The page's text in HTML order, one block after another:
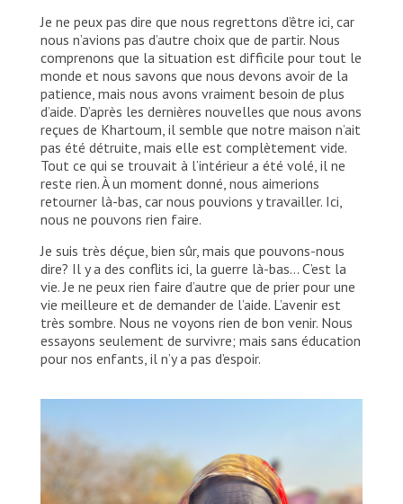
Je ne peux pas dire que nous regrettons d’être ici, car
nous n’avions pas d’autre choix que de partir. Nous
comprenons que la situation est difficile pour tout le
monde et nous savons que nous devons avoir de la
patience, mais nous avons vraiment besoin de plus
d’aide. D’après les dernières nouvelles que nous avons
reçues de Khartoum, il semble que notre maison n’ait
pas été détruite, mais elle est complètement vide.
Tout ce qui se trouvait à l’intérieur a été volé, il ne
reste rien. À un moment donné, nous aimerions
retourner là-bas, car nous pouvions y travailler. Ici,
nous ne pouvons rien faire.
Je suis très déçue, bien sûr, mais que pouvons-nous
dire? Il y a des conflits ici, la guerre là-bas… C’est la
vie. Je ne peux rien faire d’autre que de prier pour une
vie meilleure et de demander de l’aide. L’avenir est
très sombre. Nous ne voyons rien de bon venir. Nous
essayons seulement de survivre; mais sans éducation
pour nos enfants, il n’y a pas d’espoir.